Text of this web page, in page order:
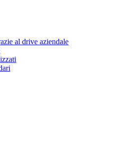
al drive aziendale